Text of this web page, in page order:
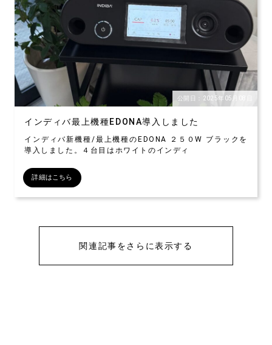
公開日：2025年05月08日
インディバ最上機種EDONA導入しました
インディバ新機種/最上機種のEDONA ２５０W ブラックを
導入しました。４台目はホワイトのインディ
詳細はこちら
関連記事をさらに表示する